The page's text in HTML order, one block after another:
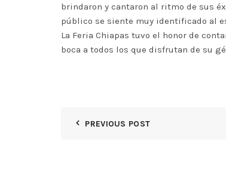
brindaron y cantaron al ritmo de sus
público se siente muy identificado al
La Feria Chiapas tuvo el honor de
boca a todos los que disfrutan de su
PREVIOUS POST